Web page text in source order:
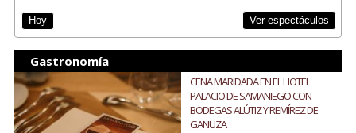
Hoy Ver espectáculos
Gastronomía
CENA MARIDADA EN EL HOTEL
PALACIO DE SAMANIEGO CON
BODEGAS ALÚTIZ Y REMÍREZ DE
GANUZA